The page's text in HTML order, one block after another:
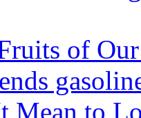
of
Mean to